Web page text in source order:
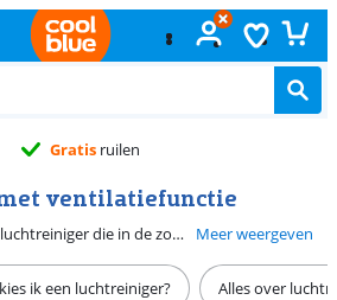
Gratis ruilen
ventilatiefunctie
Ben je op zoek naar een luchtreiniger die in de zomer ook voor een verfrissend briesje kan zorgen dan heb je een luchtreiniger nodig die ook werkt als ventilator. Bij deze luchtreingiers met koolstoffilter is dit briesje dan ook nog gezuiverd tegen rook en kookgeuren. Ga je voor een luchtreiniger met HEPA filter dan is de lucht ook gefilterd tegen pollen en fijnstof. Meer weergeven
ik een luchtreiniger? Alles over